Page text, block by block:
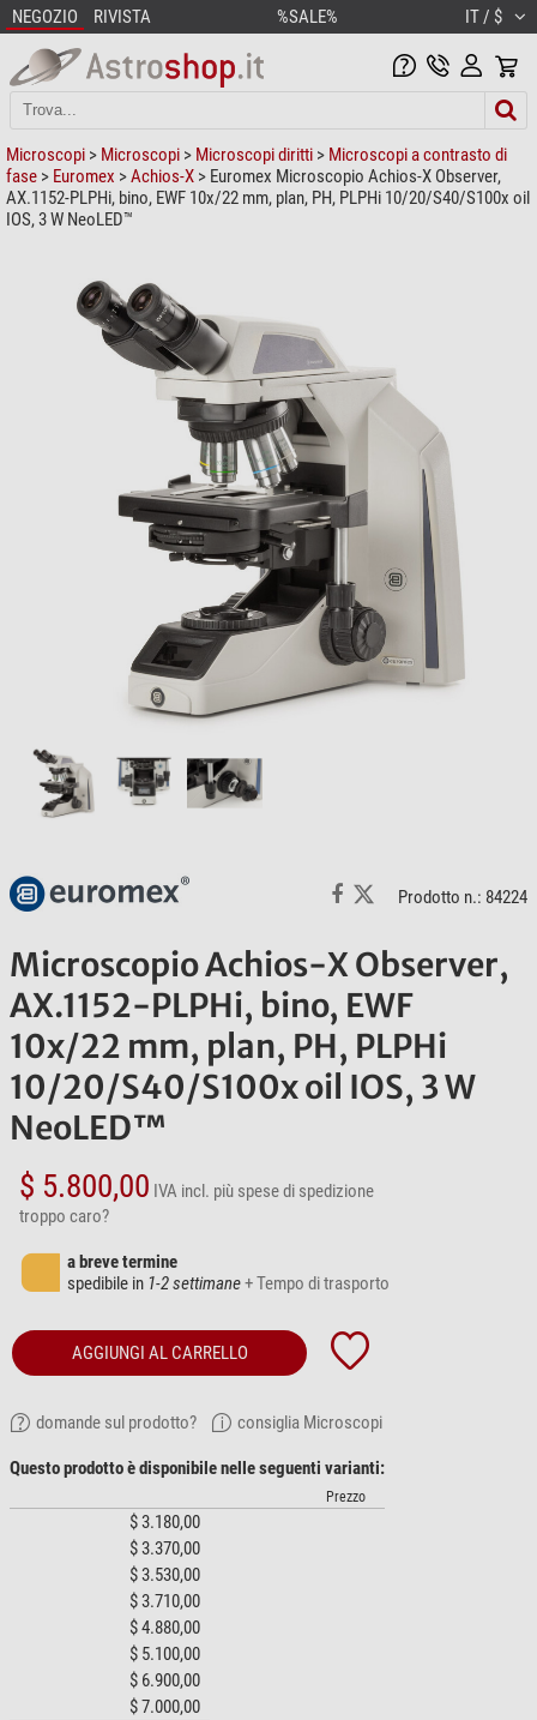
NEGOZIO RIVISTA %SALE% IT / $
Microscopi > Microscopi > Microscopi diritti > Microscopi a contrasto di
fase > Euromex >Achios-X > Euromex Microscopio Achios-X Observer,
AX.1152-PLPHi, bino, EWF 10x/22 mm, plan, PH, PLPHi 10/20/S40/S100x oil
IOS, 3 W NeoLED™
Prodotto n.: 84224
Microscopio Achios-X Observer,
AX.1152-PLPHi, bino, EWF
10x/22 mm, plan, PH, PLPHi
10/20/S40/S100x oil IOS, 3 W
NeoLED™
$ 5.800,00 IVA incl. più spese di spedizione
troppo caro?
a breve termine
spedibile in 1-2 settimane+ Tempo di trasporto
AGGIUNGI AL CARRELLO
domande sul prodotto? consiglia Microscopi
Questo prodotto è disponibile nelle seguenti varianti:
Prezzo
$ 3.180,00
$ 3.370,00
$ 3.530,00
$ 3.710,00
$ 4.880,00
$ 5.100,00
$ 6.900,00
$ 7.000,00